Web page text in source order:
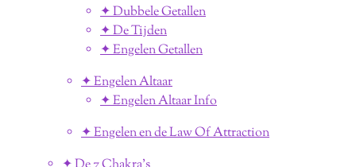
✦ Dubbele Getallen
✦ De Tijden
✦ Engelen Getallen
✦ Engelen Altaar
✦ Engelen Altaar Info
✦ Engelen en de Law Of Attraction